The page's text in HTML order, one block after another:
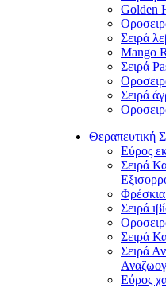
Golden
Σειρά
Mango
Σειρά
Σειρά
Θεραπευτική
Εύρος
Σειρά
Σειρά
Σειρά
Σειρά
Εύρος